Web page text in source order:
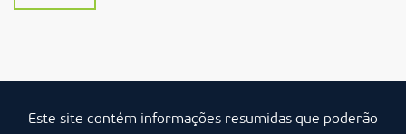
Este site contém informações resumidas que poderão